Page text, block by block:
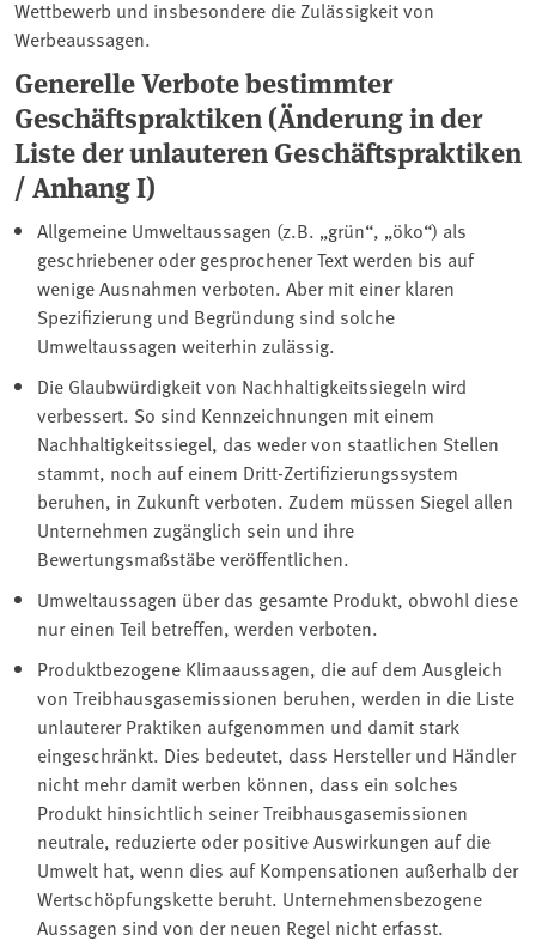
Wettbewerb und insbesondere die Zulässigkeit von
Werbeaussagen.
Generelle Verbote bestimmter
Geschäftspraktiken (Änderung in der
Liste der unlauteren Geschäftspraktiken
/ Anhang I)
Allgemeine Umweltaussagen (z.B. „grün“, „öko“) als
geschriebener oder gesprochener Text werden bis auf
wenige Ausnahmen verboten. Aber mit einer klaren
Spezifizierung und Begründung sind solche
Umweltaussagen weiterhin zulässig.
Die Glaubwürdigkeit von Nachhaltigkeitssiegeln wird
verbessert. So sind Kennzeichnungen mit einem
Nachhaltigkeitssiegel, das weder von staatlichen Stellen
stammt, noch auf einem Dritt-Zertifizierungssystem
beruhen, in Zukunft verboten. Zudem müssen Siegel allen
Unternehmen zugänglich sein und ihre
Bewertungsmaßstäbe veröffentlichen.
Umweltaussagen über das gesamte Produkt, obwohl diese
nur einen Teil betreffen, werden verboten.
Produktbezogene Klimaaussagen, die auf dem Ausgleich
von Treibhausgasemissionen beruhen, werden in die Liste
unlauterer Praktiken aufgenommen und damit stark
eingeschränkt. Dies bedeutet, dass Hersteller und Händler
nicht mehr damit werben können, dass ein solches
Produkt hinsichtlich seiner Treibhausgasemissionen
neutrale, reduzierte oder positive Auswirkungen auf die
Umwelt hat, wenn dies auf Kompensationen außerhalb der
Wertschöpfungskette beruht. Unternehmensbezogene
Aussagen sind von der neuen Regel nicht erfasst.